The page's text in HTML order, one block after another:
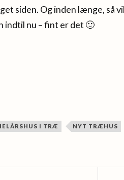
siden. Og inden længe, så
indtil nu – fint er det 🙂
I TRÆ NYT TRÆHUS